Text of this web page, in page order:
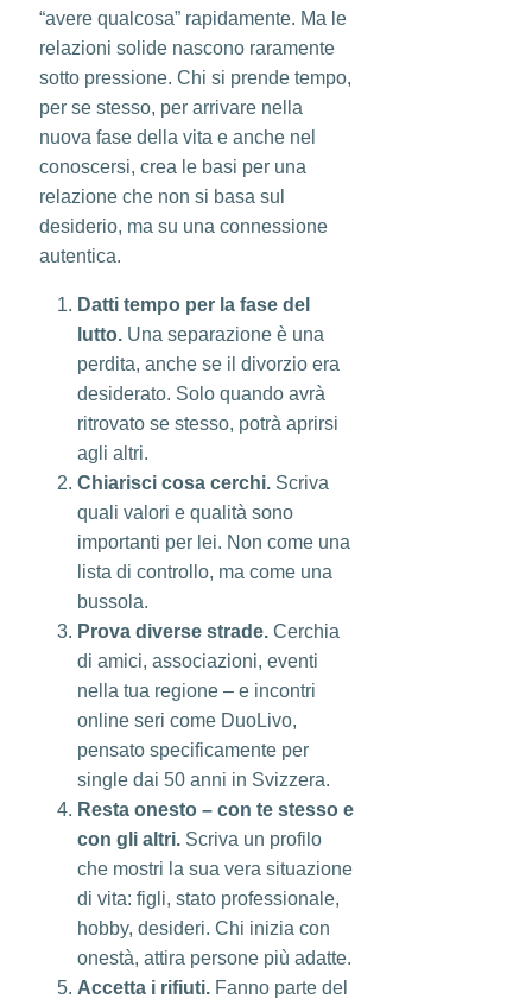
“avere qualcosa” rapidamente. Ma le
relazioni solide nascono raramente
sotto pressione. Chi si prende tempo,
per se stesso, per arrivare nella
nuova fase della vita e anche nel
conoscersi, crea le basi per una
relazione che non si basa sul
desiderio, ma su una connessione
autentica.
Datti tempo per la fase del
lutto.Una separazione è una
perdita, anche se il divorzio era
desiderato. Solo quando avrà
ritrovato se stesso, potrà aprirsi
agli altri.
Chiarisci cosa cerchi.Scriva
quali valori e qualità sono
importanti per lei. Non come una
lista di controllo, ma come una
bussola.
Prova diverse strade.Cerchia
di amici, associazioni, eventi
nella tua regione – e incontri
online seri come DuoLivo,
pensato specificamente per
single dai 50 anni in Svizzera.
Resta onesto – con te stesso e
con gli altri.Scriva un profilo
che mostri la sua vera situazione
di vita: figli, stato professionale,
hobby, desideri. Chi inizia con
onestà, attira persone più adatte.
Accetta i rifiuti.Fanno parte del